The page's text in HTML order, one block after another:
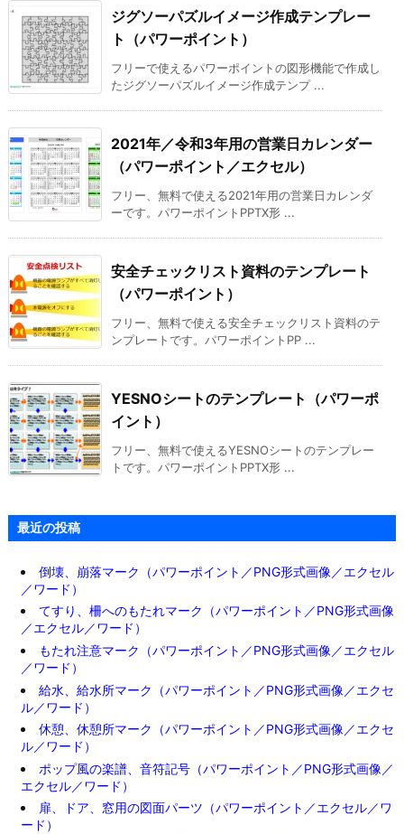
ジグソーパズルイメージ作成テンプレー
ト（パワーポイント）
フリーで使えるパワーポイントの図形機能で作成し
たジグソーパズルイメージ作成テンプ ...
2021年／令和3年用の営業日カレンダー
（パワーポイント／エクセル）
フリー、無料で使える2021年用の営業日カレンダ
ーです。パワーポイントPPTX形 ...
安全チェックリスト資料のテンプレート
（パワーポイント）
フリー、無料で使える安全チェックリスト資料のテ
ンプレートです。パワーポイントPP ...
YESNOシートのテンプレート（パワーポ
イント）
フリー、無料で使えるYESNOシートのテンプレー
トです。パワーポイントPPTX形 ...
最近の投稿
倒壊、崩落マーク（パワーポイント／PNG形式画像／エクセル
／ワード）
てすり、柵へのもたれマーク（パワーポイント／PNG形式画像
／エクセル／ワード）
もたれ注意マーク（パワーポイント／PNG形式画像／エクセル
／ワード）
給水、給水所マーク（パワーポイント／PNG形式画像／エクセ
ル／ワード）
休憩、休憩所マーク（パワーポイント／PNG形式画像／エクセ
ル／ワード）
ポップ風の楽譜、音符記号（パワーポイント／PNG形式画像／
エクセル／ワード）
扉、ドア、窓用の図面パーツ（パワーポイント／エクセル／ワ
ード）